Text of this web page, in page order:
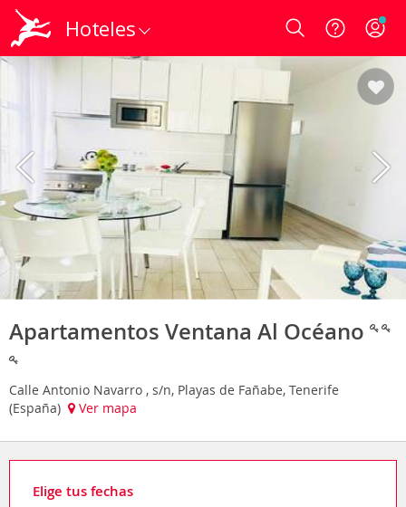
Hoteles Login
Apartamentos Ventana Al Océano
Calle Antonio Navarro , s/n, Playas de Fañabe, Tenerife
(España)
Ver mapa
Elige tus fechas